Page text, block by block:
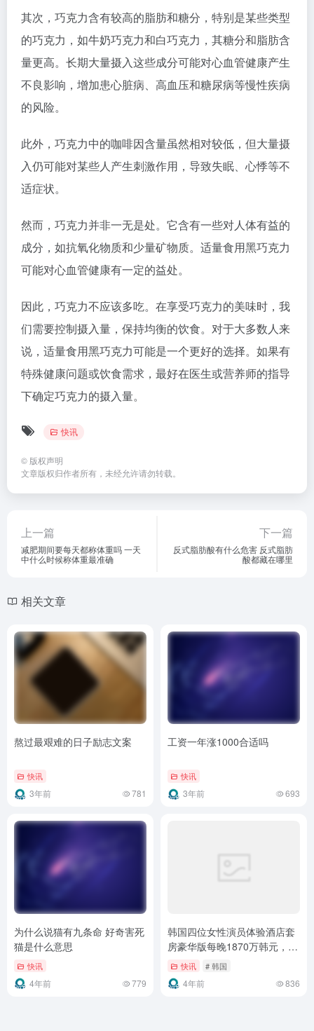
其次，巧克力含有较高的脂肪和糖分，特别是某些类型
的巧克力，如牛奶巧克力和白巧克力，其糖分和脂肪含
量更高。长期大量摄入这些成分可能对心血管健康产生
不良影响，增加患心脏病、高血压和糖尿病等慢性疾病
的风险。
此外，巧克力中的咖啡因含量虽然相对较低，但大量摄
入仍可能对某些人产生刺激作用，导致失眠、心悸等不
适症状。
然而，巧克力并非一无是处。它含有一些对人体有益的
成分，如抗氧化物质和少量矿物质。适量食用黑巧克力
可能对心血管健康有一定的益处。
因此，巧克力不应该多吃。在享受巧克力的美味时，我
们需要控制摄入量，保持均衡的饮食。对于大多数人来
说，适量食用黑巧克力可能是一个更好的选择。如果有
特殊健康问题或饮食需求，最好在医生或营养师的指导
下确定巧克力的摄入量。
快讯
© 版权声明
文章版权归作者所有，未经允许请勿转载。
上一篇
减肥期间要每天都称体重吗 一天
中什么时候称体重最准确
下一篇
反式脂肪酸有什么危害 反式脂肪
酸都藏在哪里
相关文章
熬过最艰难的日子励志文案
快讯
3年前 781
工资一年涨1000合适吗
快讯
3年前 693
为什么说猫有九条命 好奇害死
猫是什么意思
快讯
4年前 779
韩国四位女性演员体验酒店套
房豪华版每晚1870万韩元，警
戒委员会踩刹车
快讯 # 韩国
4年前 836